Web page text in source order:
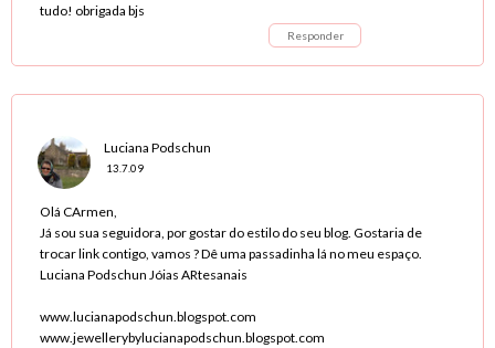
tudo! obrigada bjs
Responder
Luciana Podschun
13.7.09
Olá CArmen,
Já sou sua seguidora, por gostar do estilo do seu blog. Gostaria de
trocar link contigo, vamos ? Dê uma passadinha lá no meu espaço.
Luciana Podschun Jóias ARtesanais
www.lucianapodschun.blogspot.com
www.jewellerybylucianapodschun.blogspot.com